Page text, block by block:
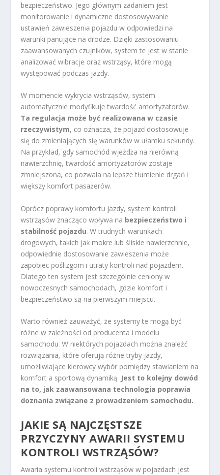
bezpieczeństwo. Jego głównym zadaniem jest
monitorowanie i dynamiczne dostosowywanie
ustawień zawieszenia pojazdu w odpowiedzi na
warunki panujące na drodze. Dzięki zastosowaniu
zaawansowanych czujników, system te jest w stanie
analizować wibracje oraz wstrząsy, które mogą
występować podczas jazdy.
W momencie wykrycia wstrząsów, system
automatycznie modyfikuje twardość amortyzatorów.
Ta regulacja może być realizowana w czasie
rzeczywistym, co oznacza, że pojazd dostosowuje
się do zmieniających się warunków w ułamku sekundy.
Na przykład, gdy samochód wjeżdża na nierówną
nawierzchnię, twardość amortyzatorów zostaje
zmniejszona, co pozwala na lepsze tłumienie drgań i
większy komfort pasażerów.
Oprócz poprawy komfortu jazdy, system kontroli
wstrząsów znacząco wpływa na bezpieczeństwo i
stabilność pojazdu. W trudnych warunkach
drogowych, takich jak mokre lub śliskie nawierzchnie,
odpowiednie dostosowanie zawieszenia może
zapobiec poślizgom i utraty kontroli nad pojazdem.
Dlatego ten system jest szczególnie ceniony w
nowoczesnych samochodach, gdzie komfort i
bezpieczeństwo są na pierwszym miejscu.
Warto również zauważyć, że systemy te mogą być
różne w zależności od producenta i modelu
samochodu. W niektórych pojazdach można znaleźć
rozwiązania, które oferują różne tryby jazdy,
umożliwiające kierowcy wybór pomiędzy stawianiem na
komfort a sportową dynamiką. Jest to kolejny dowód
na to, jak zaawansowana technologia poprawia
doznania związane z prowadzeniem samochodu.
JAKIE SĄ NAJCZĘSTSZE
PRZYCZYNY AWARII SYSTEMU
KONTROLI WSTRZĄSÓW?
Awaria systemu kontroli wstrząsów w pojazdach jest